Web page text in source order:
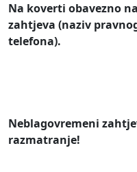
Na koverti obavezno
zahtjeva (naziv
telefona).
Neblagovremeni
razmatranje!